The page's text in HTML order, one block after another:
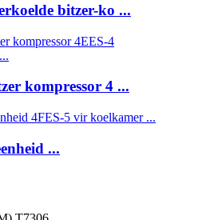
bitzer-ko ...
kompressor 4 ...
...